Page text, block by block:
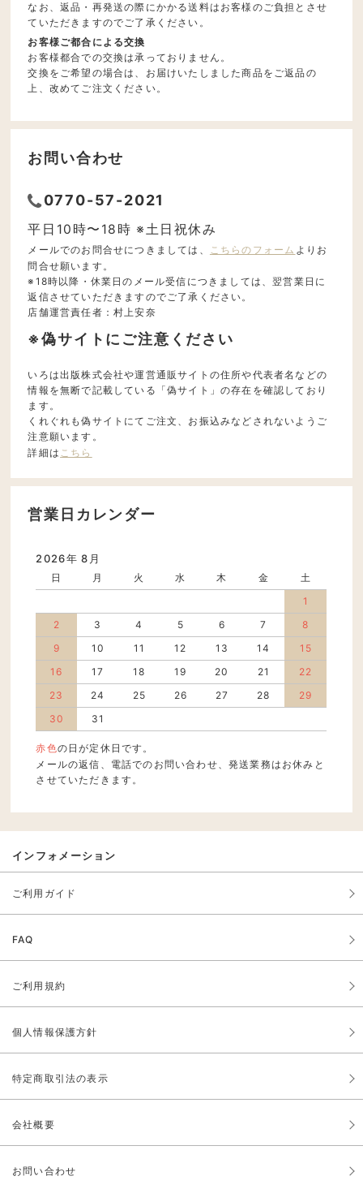
なお、返品・再発送の際にかかる送料はお客様のご負担とさせ
ていただきますのでご了承ください。
お客様ご都合による交換
お客様都合での交換は承っておりません。
交換をご希望の場合は、お届けいたしました商品をご返品の
上、改めてご注文ください。
お問い合わせ
0770-57-2021
平日10時〜18時 ※土日祝休み
メールでのお問合せにつきましては、 こちらのフォーム よりお
問合せ願います。
※18時以降・休業日のメール受信につきましては、翌営業日に
返信させていただきますのでご了承ください。
店舗運営責任者：村上安奈
※偽サイトにご注意ください
いろは出版株式会社や運営通販サイトの住所や代表者名などの
情報を無断で記載している「偽サイト」の存在を確認しており
ます。
くれぐれも偽サイトにてご注文、お振込みなどされないようご
注意願います。
詳細は こちら
営業日カレンダー
2026年 8月
日 月 火 水 木 金
土
1
2
3 4 5 6 7
8
9
10 11 12 13 14
15
16
17 18 19 20 21
22
23
24 25 26 27 28
29
30
31
赤色の日が定休日です。
メールの返信、電話でのお問い合わせ、発送業務はお休みと
させていただきます。
インフォメーション
ご利用ガイド
FAQ
ご利用規約
個人情報保護方針
特定商取引法の表示
会社概要
お問い合わせ